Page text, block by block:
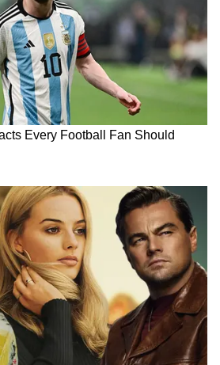
गई अबान की कब्र,
माहौल!
Gen Z को लेकर कही
हो गए Abhijeet